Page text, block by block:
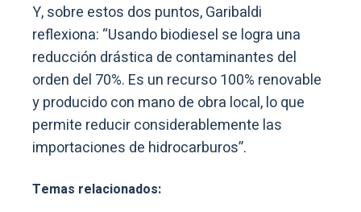
Y, sobre estos dos puntos, Garibaldi
reflexiona: “Usando biodiesel se logra una
reducción drástica de contaminantes del
orden del 70%. Es un recurso 100% renovable
y producido con mano de obra local, lo que
permite reducir considerablemente las
importaciones de hidrocarburos”.
Temas relacionados: